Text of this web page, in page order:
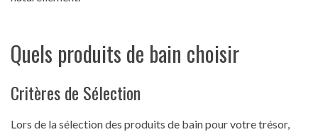
Quels produits de bain choisir
Critères de Sélection
Lors de la sélection des produits de bain pour votre trésor,